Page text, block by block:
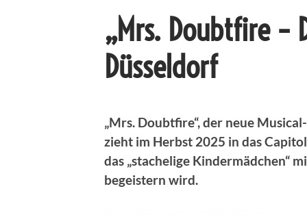
„Mrs. Doubtfire –
Düsseldorf
„Mrs. Doubtfire“, der neue
zieht im Herbst 2025 in das
das „stachelige Kindermädchen“
begeistern wird.